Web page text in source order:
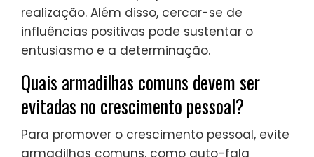
realização. Além disso, cercar-se de
influências positivas pode sustentar o
entusiasmo e a determinação.
Quais armadilhas comuns devem ser
evitadas no crescimento pessoal?
Para promover o crescimento pessoal, evite
armadilhas comuns, como auto-fala